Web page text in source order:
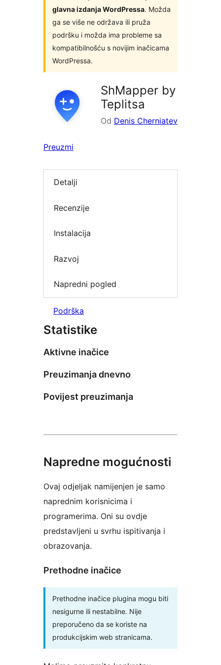
glavna izdanja WordPressa. Možda
ga se više ne održava ili pruža
podršku i možda ima probleme sa
kompatibilnošću s novijim inačicama
WordPressa.
ShMapper by
Teplitsa
Od Denis Cherniatev
Preuzmi
Detalji
Recenzije
Instalacija
Razvoj
Napredni pogled
Podrška
Statistike
Aktivne inačice
Preuzimanja dnevno
Povijest preuzimanja
Napredne mogućnosti
Ovaj odjeljak namijenjen je samo
naprednim korisnicima i
programerima. Oni su ovdje
predstavljeni u svrhu ispitivanja i
obrazovanja.
Prethodne inačice
Prethodne inačice plugina mogu biti
nesigurne ili nestabilne. Nije
preporučeno da se koriste na
produkcijskim web stranicama.